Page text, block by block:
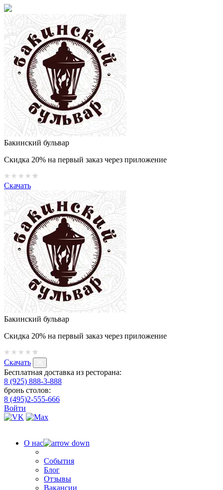
Бакинский бульвар
Скидка 20% на первый заказ через приложение
Скачать
Бакинский бульвар
Скидка 20% на первый заказ через приложение
Скачать
Бесплатная доставка из ресторана:
8 (925) 888-3-888
бронь столов:
8 (495)2-555-666
Войти
О нас
События
Блог
Отзывы
Вакансии